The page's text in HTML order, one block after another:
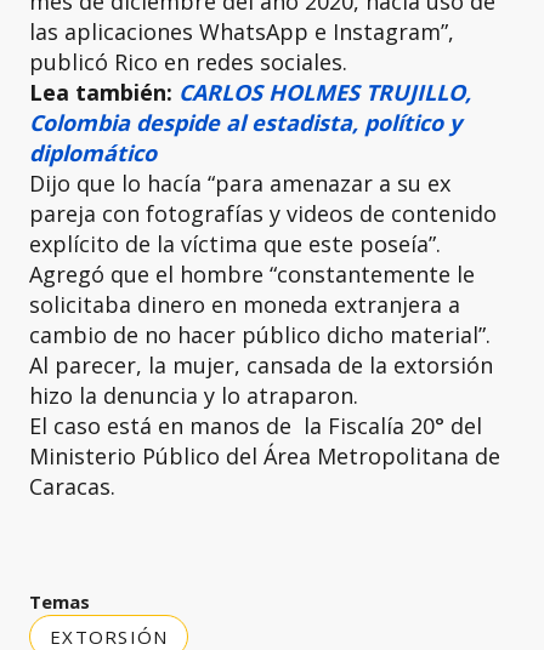
las aplicaciones WhatsApp e Instagram”,
publicó Rico en redes sociales.
Lea también: CARLOS HOLMES TRUJILLO,
Colombia despide al estadista, político y
diplomático
Dijo que lo hacía “para amenazar a su ex
pareja con fotografías y videos de contenido
explícito de la víctima que este poseía”.
Agregó que el hombre “constantemente le
solicitaba dinero en moneda extranjera a
cambio de no hacer público dicho material”.
Al parecer, la mujer, cansada de la extorsión
hizo la denuncia y lo atraparon.
El caso está en manos de la Fiscalía 20° del
Ministerio Público del Área Metropolitana de
Caracas.
Temas
EXTORSIÓN